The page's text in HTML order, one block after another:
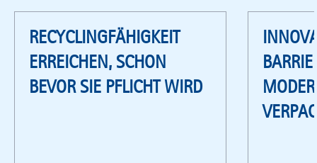
RECYCLINGFÄHIGKEIT
ERREICHEN, SCHON
BEVOR SIE PFLICHT WIRD